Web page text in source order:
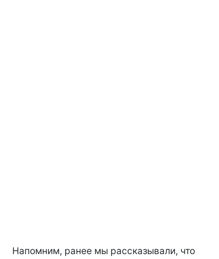
Напомним, ранее мы рассказывали, что